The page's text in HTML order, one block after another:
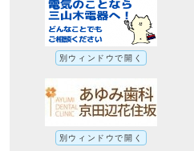
別ウィンドウで開く
別ウィンドウで開く